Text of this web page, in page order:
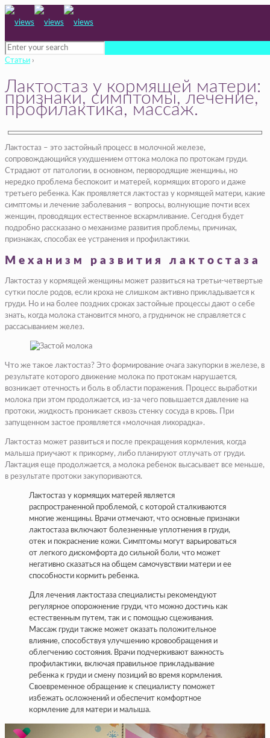
Статьи ›
Лактостаз у кормящей матери:
признаки, симптомы, лечение,
профилактика, массаж.
Лактостаз – это застойный процесс в молочной железе,
сопровождающийся ухудшением оттока молока по протокам груди.
Страдают от патологии, в основном, первородящие женщины, но
нередко проблема беспокоит и матерей, кормящих второго и даже
третьего ребенка. Как проявляется лактостаз у кормящей матери, какие
симптомы и лечение заболевания – вопросы, волнующие почти всех
женщин, проводящих естественное вскармливание. Сегодня будет
подробно рассказано о механизме развития проблемы, причинах,
признаках, способах ее устранения и профилактики.
Механизм развития лактостаза
Лактостаз у кормящей женщины может развиться на третьи-четвертые
сутки после родов, если кроха не слишком активно прикладывается к
груди. Но и на более поздних сроках застойные процессы дают о себе
знать, когда молока становится много, а грудничок не справляется с
рассасыванием желез.
Что же такое лактостаз? Это формирование очага закупорки в железе, в
результате которого движение молока по протокам нарушается,
возникает отечность и боль в области поражения. Процесс выработки
молока при этом продолжается, из-за чего повышается давление на
протоки, жидкость проникает сквозь стенку сосуда в кровь. При
запущенном застое проявляется «молочная лихорадка».
Лактостаз может развиться и после прекращения кормления, когда
малыша приучают к прикорму, либо планируют отлучать от груди.
Лактация еще продолжается, а молока ребенок высасывает все меньше,
в результате протоки закупориваются.
Лактостаз у кормящих матерей является
распространенной проблемой, с которой сталкиваются
многие женщины. Врачи отмечают, что основные признаки
лактостаза включают болезненные уплотнения в груди,
отек и покраснение кожи. Симптомы могут варьироваться
от легкого дискомфорта до сильной боли, что может
негативно сказаться на общем самочувствии матери и ее
способности кормить ребенка.
Для лечения лактостаза специалисты рекомендуют
регулярное опорожнение груди, что можно достичь как
естественным путем, так и с помощью сцеживания.
Массаж груди также может оказать положительное
влияние, способствуя улучшению кровообращения и
облегчению состояния. Врачи подчеркивают важность
профилактики, включая правильное прикладывание
ребенка к груди и смену позиций во время кормления.
Своевременное обращение к специалисту поможет
избежать осложнений и обеспечит комфортное
кормление для матери и малыша.